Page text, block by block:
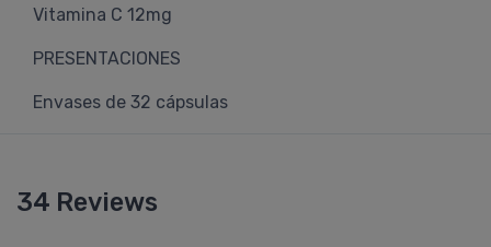
Vitamina C 12mg
PRESENTACIONES
Envases de 32 cápsulas
34 Reviews